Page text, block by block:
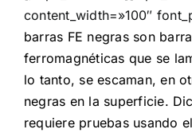
content_width=»100″
barras FE negras son
ferromagnéticas que se
lo tanto, se escaman, en
negras en la superficie.
requiere pruebas usando